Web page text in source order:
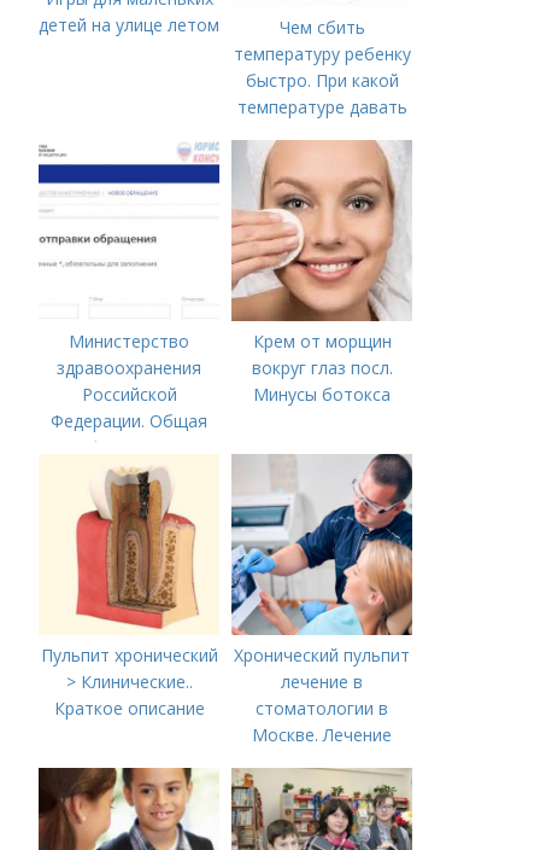
детей на улице летом
Чем сбить
температуру ребенку
быстро. При какой
температуре давать
Министерство
здравоохранения
Российской
Федерации. Общая
информация о
Министерстве
здравоохранения
Российской
Федерации
Крем от морщин
вокруг глаз посл.
Минусы ботокса
Пульпит хронический
> Клинические..
Краткое описание
Хронический пульпит
лечение в
стоматологии в
Москве. Лечение
Московской области